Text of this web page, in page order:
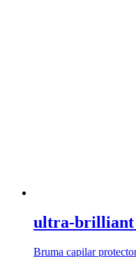
ultra-brilliant
Bruma capilar